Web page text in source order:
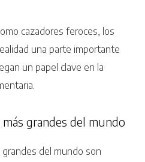
cazadores feroces, los
una parte importante
un papel clave en la
grandes del mundo
del mundo son